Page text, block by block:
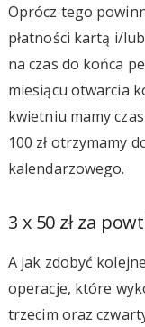
Oprócz tego
płatności kartą i/
na czas do końca
miesiącu otwarcia
kwietniu mamy
100 zł otrzymamy
kalendarzowego.
3 x 50 zł za
A jak zdobyć
operacje, które
trzecim oraz